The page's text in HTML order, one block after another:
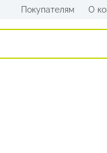
Покупателям О